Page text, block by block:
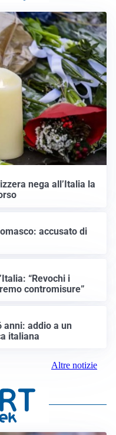
nega all’Italia la
accusato di
“Revochi i
contromisure”
anni: addio a un
italiana
Altre notizie